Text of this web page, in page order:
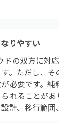
りやすい
の双方に対
。ただし、
必要です。
れることが
計、移行範